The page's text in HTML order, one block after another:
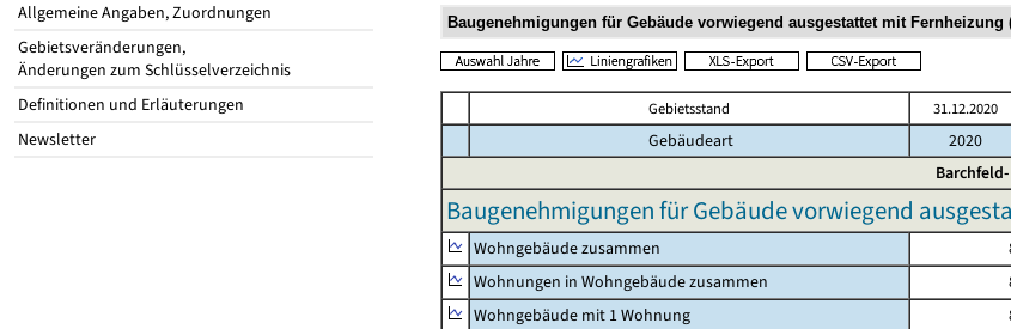
Allgemeine Angaben, Zuordnungen
Gebietsveränderungen,
Änderungen zum Schlüsselverzeichnis
Definitionen und Erläuterungen
Newsletter
Gebietsstand 31.12.2020
Gebäudeart 2020
Baugenehmigungen für Gebäude vorwiegend
Wohngebäude zusammen
Wohnungen in Wohngebäude zusammen
Wohngebäude mit 1 Wohnung